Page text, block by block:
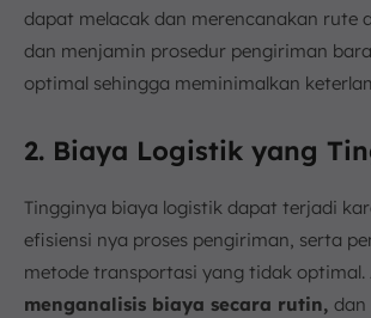
dapat melacak dan merencanakan rute
dan menjamin prosedur pengiriman
optimal sehingga meminimalkan
2. Biaya Logistik yang
Tingginya biaya logistik dapat terjadi
efisiensi nya proses pengiriman, serta
metode transportasi yang tidak optimal.
menganalisis biaya secara rutin, dan